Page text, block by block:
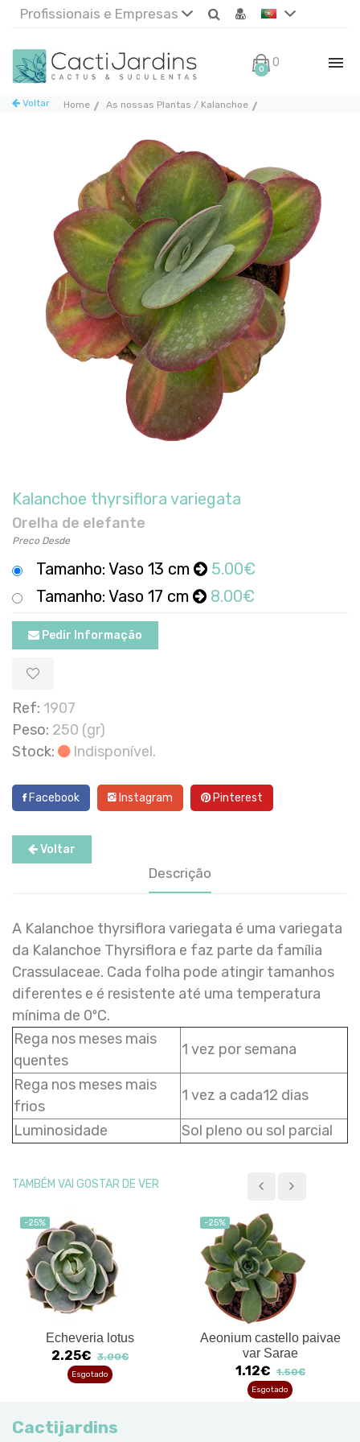
Profissionais e Empresas
0 0€
Home As nossas Plantas / Kalanchoe
Voltar
Kalanchoe thyrsiflora variegata
Orelha de elefante
Preco Desde
Tamanho: Vaso 13 cm
5.00€
Tamanho: Vaso 17 cm
8.00€
Pedir Informação
Ref: 1907
Peso: 250 (gr)
Stock:
Indisponível.
Facebook Instagram Pinterest
Voltar
Descrição
A Kalanchoe thyrsiflora variegata é uma variegata
da Kalanchoe Thyrsiflora e faz parte da família
Crassulaceae. Cada folha pode atingir tamanhos
diferentes e é resistente até uma temperatura
mínima de 0ºC.
Rega nos meses mais
quentes
1 vez por semana
Rega nos meses mais
frios
1 vez a cada12 dias
Luminosidade
Sol pleno ou sol parcial
TAMBÉM VAI GOSTAR DE VER
-25%
Echeveria lotus
2.25€ 3.00€
Esgotado
-25%
Aeonium castello paivae
var Sarae
1.12€ 1.50€
Esgotado
Cactijardins